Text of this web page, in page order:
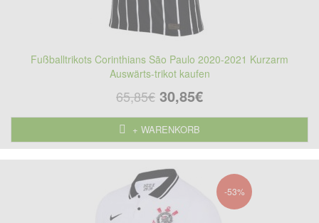
Fußballtrikots Corinthians São Paulo 2020-2021 Kurzarm
Auswärts-trikot kaufen
65,85€ 30,85€
+ WARENKORB
-53%